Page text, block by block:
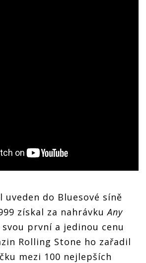
uveden do Bluesové síně
získal za nahrávkuAny
svou první a jedinou cenu
Rolling Stone ho zařadil
mezi 100 nejlepších